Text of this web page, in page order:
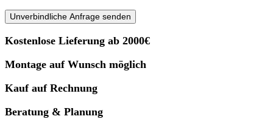
Unverbindliche Anfrage senden
Kostenlose Lieferung ab 2000€
Montage auf Wunsch möglich
Kauf auf Rechnung
Beratung & Planung